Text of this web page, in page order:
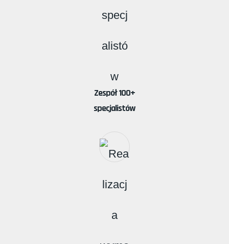
Zespół 100+
specjalistów